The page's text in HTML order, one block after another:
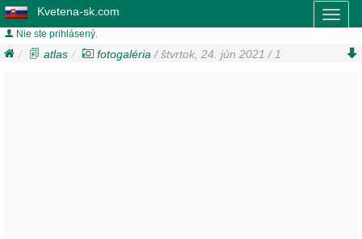
Kvetena-sk.com
Nie ste prihlásený.
atlas fotogaléria / štvrtok, 24. jún 2021 / 1